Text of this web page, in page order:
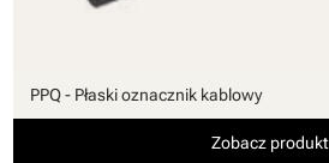
PPQ - Płaski oznacznik kablowy
Zobacz produkt